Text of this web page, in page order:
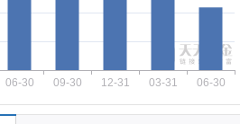
06-30 09-30 12-31 03-31 06-30